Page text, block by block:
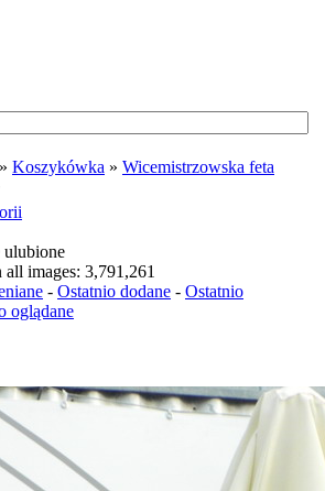
» Koszykówka » Wicemistrzowska feta
images: 3,791,261
- Ostatnio dodane - Ostatnio
oglądane